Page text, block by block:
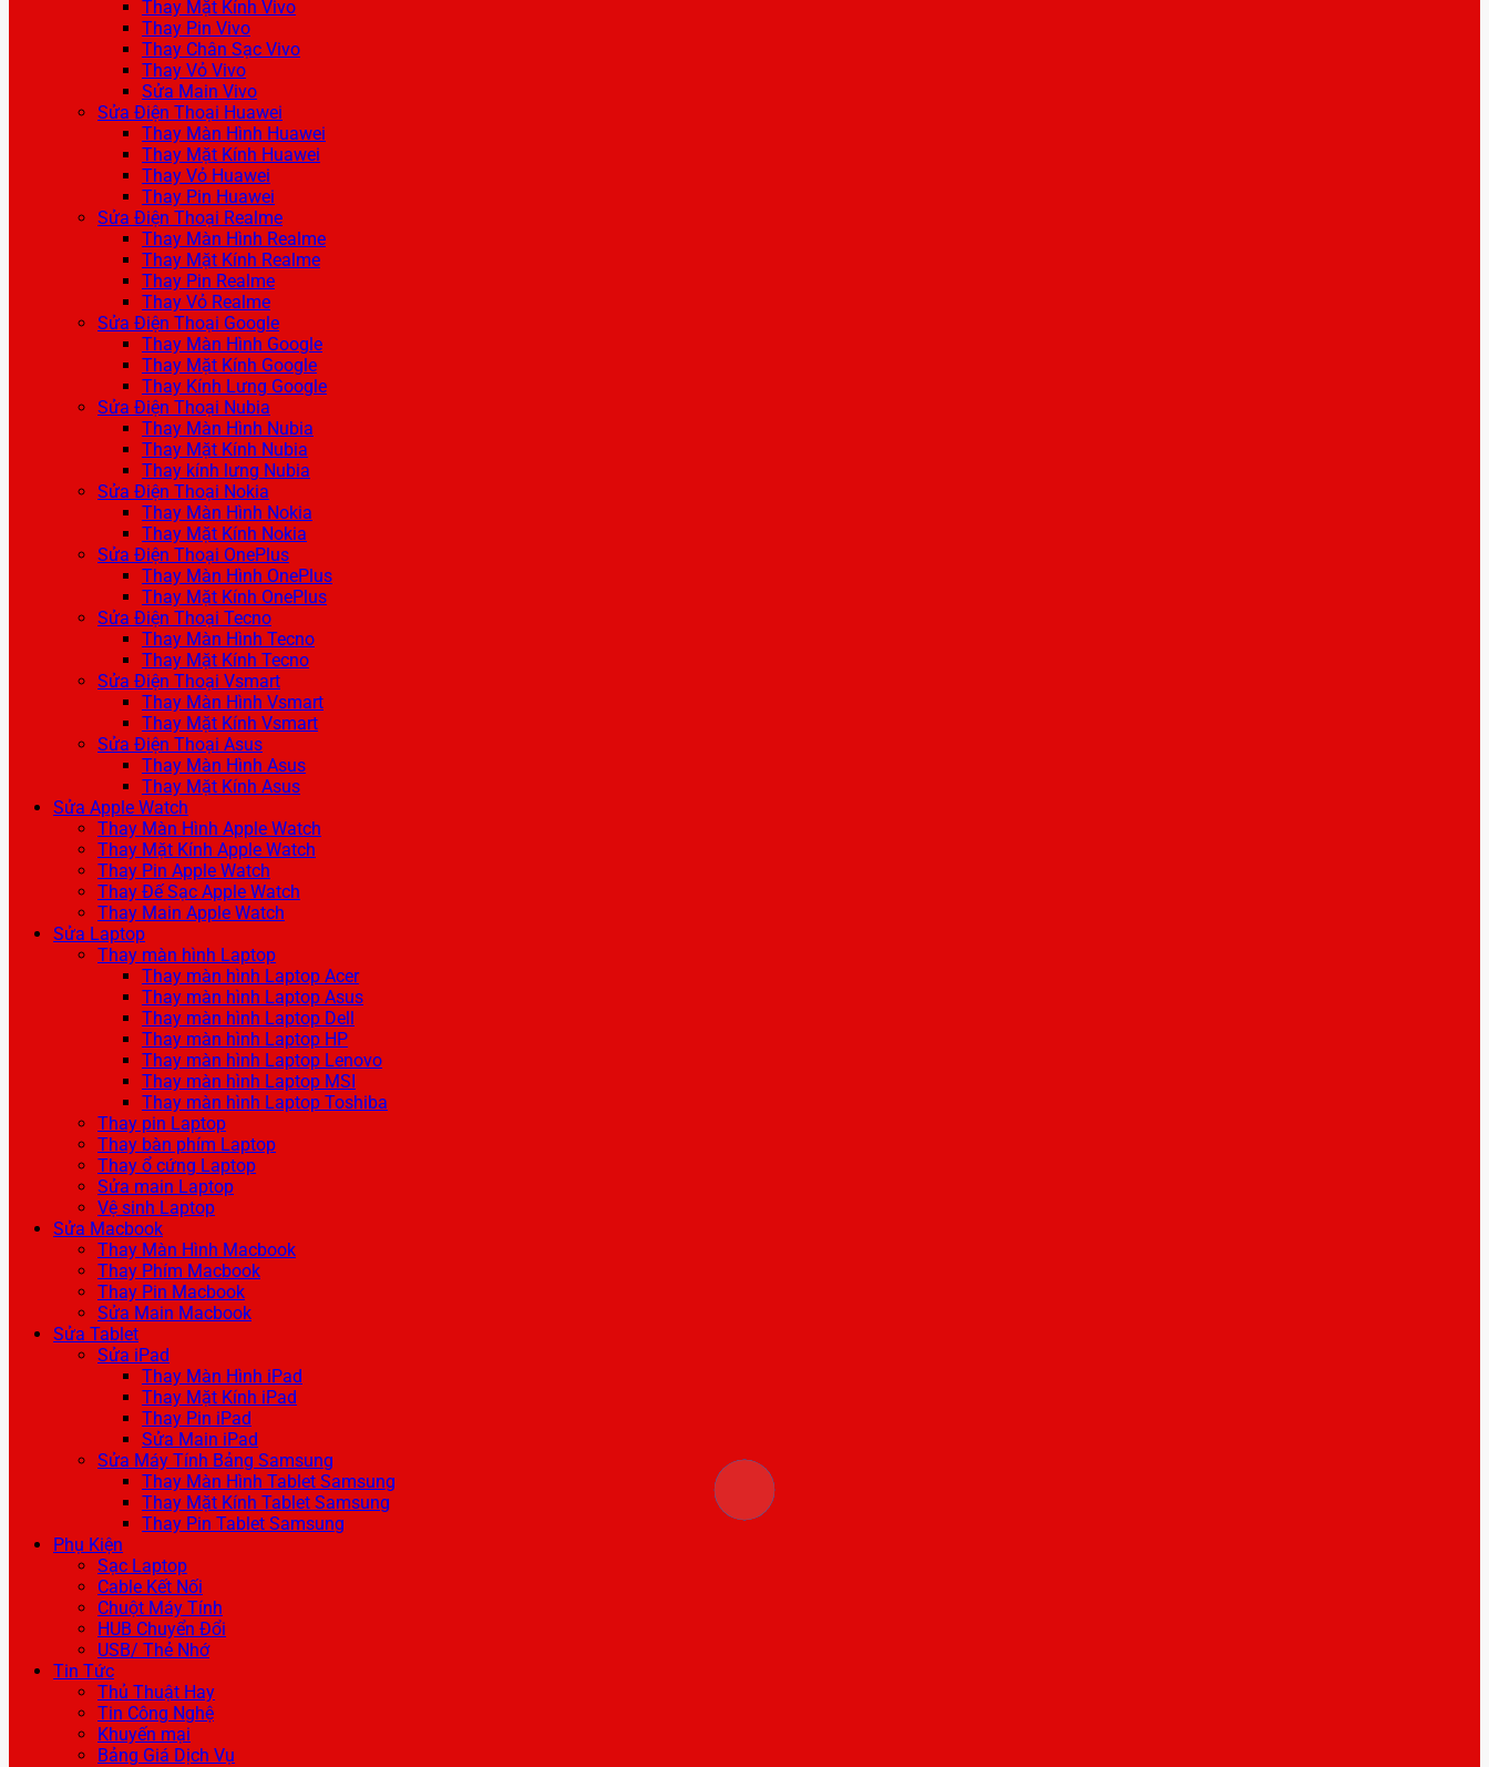
Thay Mặt Kính Vivo
Thay Pin Vivo
Thay Chân Sạc Vivo
Thay Vỏ Vivo
Sửa Main Vivo
Sửa Điện Thoại Huawei
Thay Màn Hình Huawei
Thay Mặt Kính Huawei
Thay Vỏ Huawei
Thay Pin Huawei
Sửa Điện Thoại Realme
Thay Màn Hình Realme
Thay Mặt Kính Realme
Thay Pin Realme
Thay Vỏ Realme
Sửa Điện Thoại Google
Thay Màn Hình Google
Thay Mặt Kính Google
Thay Kính Lưng Google
Sửa Điện Thoại Nubia
Thay Màn Hình Nubia
Thay Mặt Kính Nubia
Thay kính lưng Nubia
Sửa Điện Thoại Nokia
Thay Màn Hình Nokia
Thay Mặt Kính Nokia
Sửa Điện Thoại OnePlus
Thay Màn Hình OnePlus
Thay Mặt Kính OnePlus
Sửa Điện Thoại Tecno
Thay Màn Hình Tecno
Thay Mặt Kính Tecno
Sửa Điện Thoại Vsmart
Thay Màn Hình Vsmart
Thay Mặt Kính Vsmart
Sửa Điện Thoại Asus
Thay Màn Hình Asus
Thay Mặt Kính Asus
Sửa Apple Watch
Thay Màn Hình Apple Watch
Thay Mặt Kính Apple Watch
Thay Pin Apple Watch
Thay Đế Sạc Apple Watch
Thay Main Apple Watch
Sửa Laptop
Thay màn hình Laptop
Thay màn hình Laptop Acer
Thay màn hình Laptop Asus
Thay màn hình Laptop Dell
Thay màn hình Laptop HP
Thay màn hình Laptop Lenovo
Thay màn hình Laptop MSI
Thay màn hình Laptop Toshiba
Thay pin Laptop
Thay bàn phím Laptop
Thay ổ cứng Laptop
Sửa main Laptop
Vệ sinh Laptop
Sửa Macbook
Thay Màn Hình Macbook
Thay Phím Macbook
Thay Pin Macbook
Sửa Main Macbook
Sửa Tablet
Sửa iPad
Thay Màn Hình iPad
Thay Mặt Kính iPad
Thay Pin iPad
Sửa Main iPad
Sửa Máy Tính Bảng Samsung
Thay Màn Hình Tablet Samsung
Thay Mặt Kính Tablet Samsung
Thay Pin Tablet Samsung
Phụ Kiện
Sạc Laptop
Cable Kết Nối
Chuột Máy Tính
HUB Chuyển Đổi
USB/ Thẻ Nhớ
Tin Tức
Thủ Thuật Hay
Tin Công Nghệ
Khuyến mại
Bảng Giá Dịch Vụ